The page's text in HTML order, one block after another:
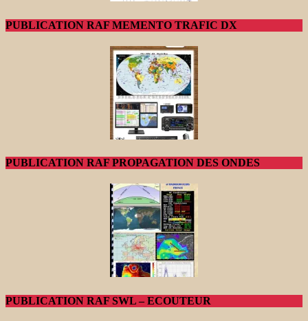
PUBLICATION RAF MEMENTO TRAFIC DX
PUBLICATION RAF PROPAGATION DES ONDES
PUBLICATION RAF SWL – ECOUTEUR